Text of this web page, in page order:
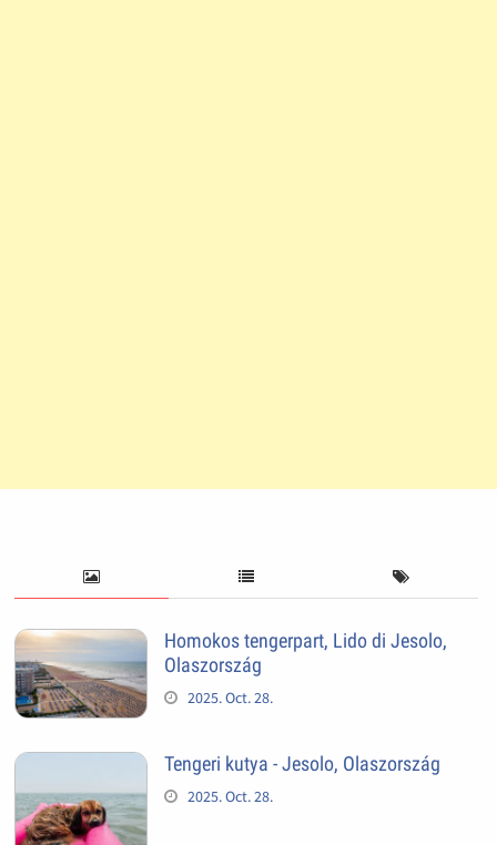
Homokos tengerpart, Lido di Jesolo,
Olaszország
2025. Oct. 28.
Tengeri kutya - Jesolo, Olaszország
2025. Oct. 28.